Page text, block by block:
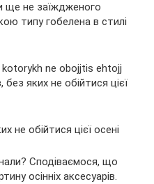
ще не заїждженого
типу гобелена в стилі
Сподіваємося, що
осінніх аксесуарів.